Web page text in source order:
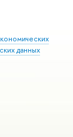
данных